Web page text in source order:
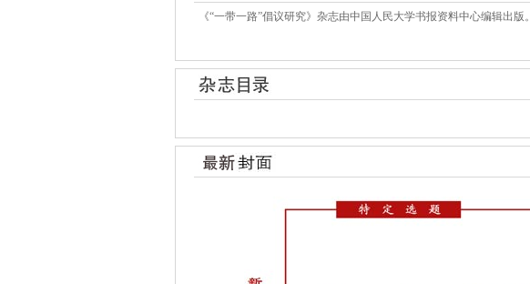
《“一带一路”倡议研究》杂志由中国人民大学书报资料中心编辑出版。